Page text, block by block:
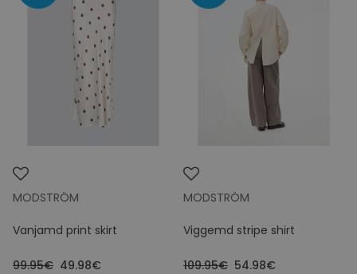
MODSTRÖM
Vanjamd print skirt
99.95€ 49.98€
MODSTRÖM
Viggemd stripe shirt
109.95€ 54.98€